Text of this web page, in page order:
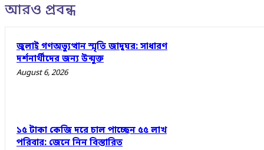
আরও প্রবন্ধ
জুলাই গণঅভ্যুত্থান স্মৃতি জাদুঘর: সাধারণ
দর্শনার্থীদের জন্য উন্মুক্ত
August 6, 2026
১৫ টাকা কেজি দরে চাল পাচ্ছেন ৫৫ লাখ
পরিবার: জেনে নিন বিস্তারিত